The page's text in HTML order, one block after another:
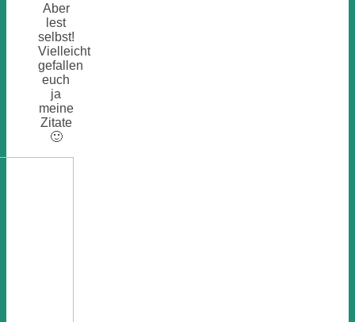
Aber
lest
selbst!
Vielleicht
gefallen
euch
ja
meine
Zitate
🙂